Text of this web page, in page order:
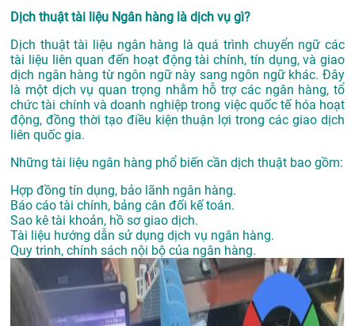
Dịch thuật tài liệu Ngân hàng là dịch vụ gì?
Dịch thuật tài liệu ngân hàng là quá trình chuyển ngữ các
tài liệu liên quan đến hoạt động tài chính, tín dụng, và giao
dịch ngân hàng từ ngôn ngữ này sang ngôn ngữ khác. Đây
là một dịch vụ quan trọng nhằm hỗ trợ các ngân hàng, tổ
chức tài chính và doanh nghiệp trong việc quốc tế hóa hoạt
động, đồng thời tạo điều kiện thuận lợi trong các giao dịch
liên quốc gia.
Những tài liệu ngân hàng phổ biến cần dịch thuật bao gồm:
Hợp đồng tín dụng, bảo lãnh ngân hàng.
Báo cáo tài chính, bảng cân đối kế toán.
Sao kê tài khoản, hồ sơ giao dịch.
Tài liệu hướng dẫn sử dụng dịch vụ ngân hàng.
Quy trình, chính sách nội bộ của ngân hàng.